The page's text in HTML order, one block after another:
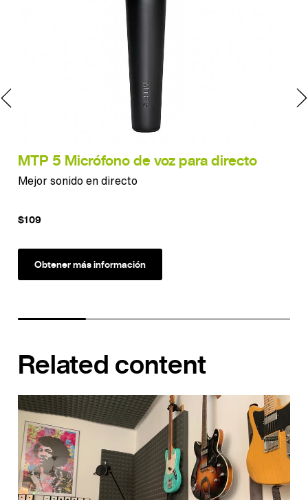
MTP 5 Micrófono de voz para directo
Mejor sonido en directo
$109
Obtener más información
Related content